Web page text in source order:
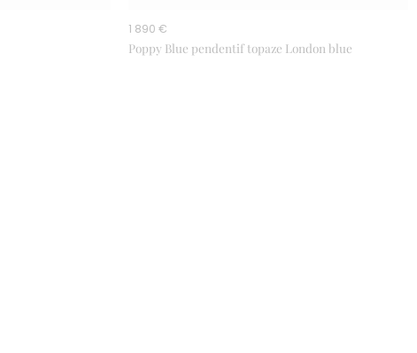
Poppy Blue pendentif topaze London blue
1 890 €